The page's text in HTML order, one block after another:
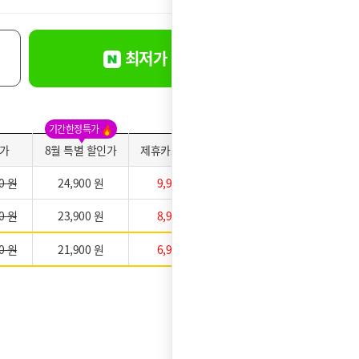
최저가 바로신청
기간한정특가
8월 특별 할인가 제휴카드 적용가
원 24,900 원 9,900 원
원 23,900 원 8,900 원
원 21,900 원 6,900 원